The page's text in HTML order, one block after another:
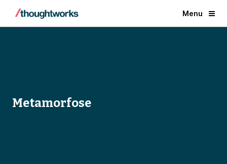
Menu
Metamorfose